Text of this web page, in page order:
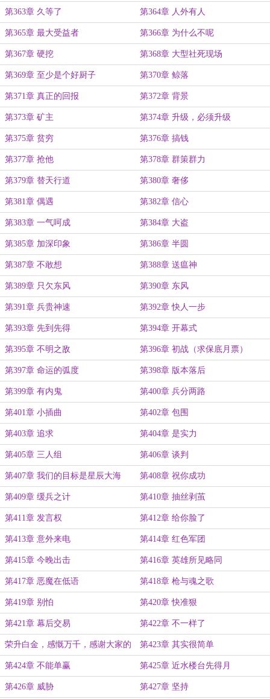
第363章 久等了 第364章 人外有人
第365章 最大受益者 第366章 为什么不呢
第367章 硬挖 第368章 大型社死现场
第369章 至少是个好厨子 第370章 鲸落
第371章 真正的回报 第372章 背景
第373章 矿主 第374章 升级，必须升级
第375章 贫穷 第376章 搞钱
第377章 抢他 第378章 群策群力
第379章 替天行道 第380章 奢侈
第381章 偶遇 第382章 信心
第383章 一气呵成 第384章 大盗
第385章 加深印象 第386章 半圆
第387章 不敢想 第388章 送瘟神
第389章 只欠东风 第390章 东风
第391章 兵贵神速 第392章 快人一步
第393章 先到先得 第394章 开幕式
第395章 不明之敌 第396章 初战（求保底月票）
第397章 命运的弧度 第398章 版本落后
第399章 有内鬼 第400章 兵分两路
第401章 小插曲 第402章 包围
第403章 追求 第404章 是实力
第405章 三人组 第406章 谈判
第407章 我们的目标是星辰大海 第408章 祝你成功
第409章 缓兵之计 第410章 抽丝剥茧
第411章 发言权 第412章 给你脸了
第413章 意外来电 第414章 红色军团
第415章 今晚出击 第416章 英雄所见略同
第417章 恶魔在低语 第418章 枪与魂之歌
第419章 别怕 第420章 快准狠
第421章 幕后交易 第422章 不一样了
荣升白金，感慨万千，感谢大家的
支持！
第423章 其实很简单
第424章 不能单赢 第425章 近水楼台先得月
第426章 威胁 第427章 坚持